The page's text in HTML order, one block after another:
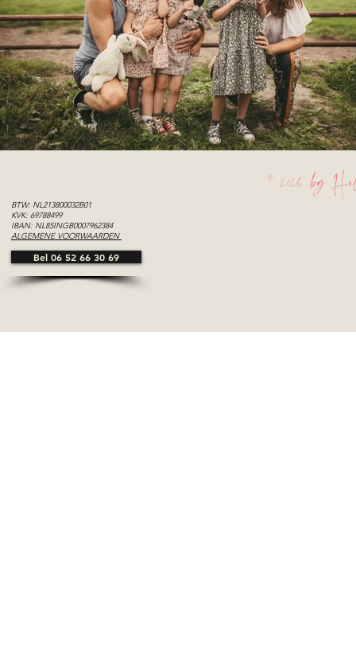
© 2026 by
BTW: NL213800032B01
KVK: 69788499
IBAN: NL85INGB0007962384
ALGEMENE VOORWAARDEN
Bel 06 52 66 30 69